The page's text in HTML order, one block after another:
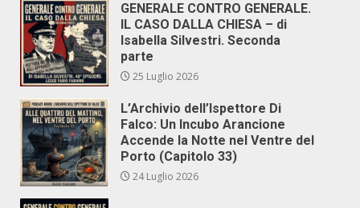
GENERALE CONTRO GENERALE.
IL CASO DALLA CHIESA – di
Isabella Silvestri. Seconda
parte
25 Luglio 2026
L’Archivio dell’Ispettore Di
Falco: Un Incubo Arancione
Accende la Notte nel Ventre del
Porto (Capitolo 33)
24 Luglio 2026